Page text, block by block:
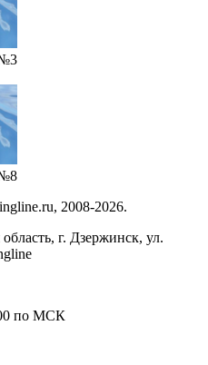
2008-2026.
г. Дзержинск, ул.
по МСК